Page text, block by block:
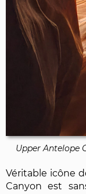
Upper Antelope
Véritable icône
Canyon est